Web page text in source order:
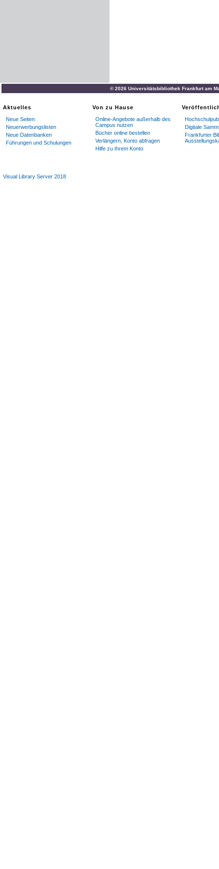
© 2026 Universitätsbibliothek Frankfurt am
Aktuelles
Neue Seiten
Neuerwerbungslisten
Neue Datenbanken
Führungen und Schulungen
Von zu Hause
Online-Angebote außerhalb des
Campus nutzen
Bücher online bestellen
Verlängern, Konto abfragen
Hilfe zu Ihrem Konto
Digitale
Frankfurter
Visual Library Server 2018